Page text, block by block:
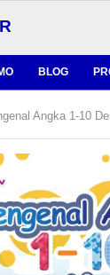
BLOG
Angka 1-10